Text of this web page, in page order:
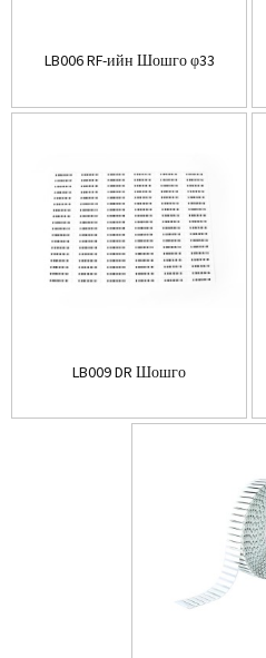
LB006 RF-ийн Шошго φ33
LB009 DR Шошго